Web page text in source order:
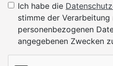
Ich habe die
stimme der Verarbeitung
personenbezogenen
angegebenen Zwecken